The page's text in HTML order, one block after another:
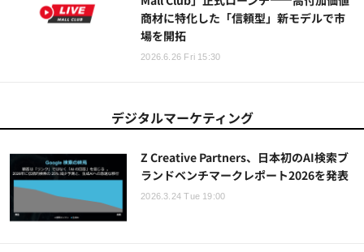
商材に特化した「信頼型」新モデルで市
場を開拓
2026.6.26 Fri 15:30
デジタルマーケティング
Z Creative Partners、日本初のAI検索ブ
ランドベンチマークレポート2026を発表
2026.3.24 Tue 19:00